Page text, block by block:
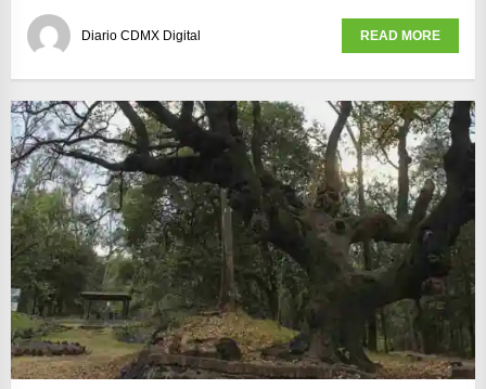
Diario CDMX Digital READ MORE